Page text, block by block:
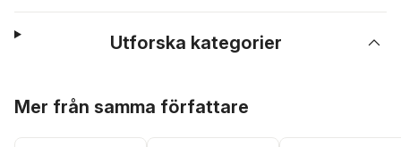
Utforska kategorier
Mer från samma författare